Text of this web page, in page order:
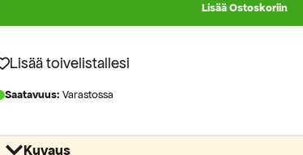
€.
€.
Lisää Ostoskoriin
Lisää toivelistallesi
Saatavuus: Varastossa
Kuvaus